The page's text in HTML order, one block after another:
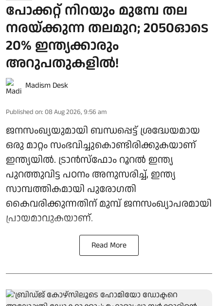
പോക്കറ്റ് നിറയും മുമ്പേ തല
നരയ്ക്കുന്ന തലമുറ; 2050ഓടെ
20% ഇന്ത്യക്കാരും
അറുപതുകളിൽ!
Madism Desk
Published on: 08 Aug 2026, 9:56 am
ജനസംഖ്യയുമായി ബന്ധപ്പെട്ട് ശ്രദ്ധേയമായ
ഒരു മാറ്റം സംഭവിച്ചുകൊണ്ടിരിക്കുകയാണ്
ഇന്ത്യയിൽ. ട്രാൻസ്ഫോം റൂറൽ ഇന്ത്യ
പുറത്തുവിട്ട പഠനം അനുസരിച്ച്, ഇന്ത്യ
സാമ്പത്തികമായി പുരോഗതി
കൈവരിക്കുന്നതിന് മുമ്പ് ജനസംഖ്യാപരമായി
പ്രായമാവുകയാണ്.
Read More